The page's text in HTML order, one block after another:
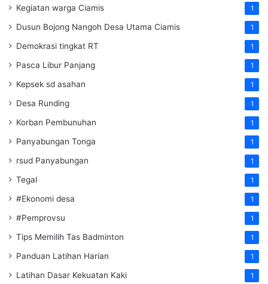
Kegiatan warga Ciamis 1
Dusun Bojong Nangoh Desa Utama Ciamis 1
Demokrasi tingkat RT 1
Pasca Libur Panjang 1
Kepsek sd asahan 1
Desa Runding 1
Korban Pembunuhan 1
Panyabungan Tonga 1
rsud Panyabungan 1
Tegal 1
#Ekonomi desa 1
#Pemprovsu 1
Tips Memilih Tas Badminton 1
Panduan Latihan Harian 1
Latihan Dasar Kekuatan Kaki 1